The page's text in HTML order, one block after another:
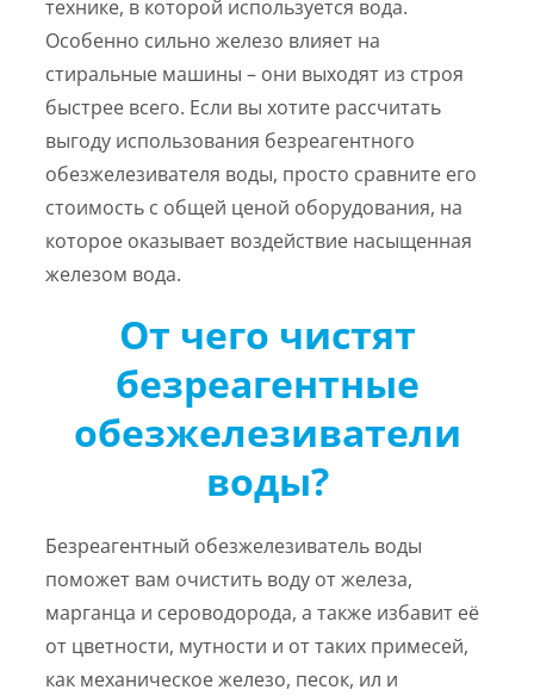
технике, в которой используется вода.
Особенно сильно железо влияет на
стиральные машины – они выходят из строя
быстрее всего. Если вы хотите рассчитать
выгоду использования безреагентного
обезжелезивателя воды, просто сравните его
стоимость с общей ценой оборудования, на
которое оказывает воздействие насыщенная
железом вода.
От чего чистят
безреагентные
обезжелезиватели
воды?
Безреагентный обезжелезиватель воды
поможет вам очистить воду от железа,
марганца и сероводорода, а также избавит её
от цветности, мутности и от таких примесей,
как механическое железо, песок, ил и